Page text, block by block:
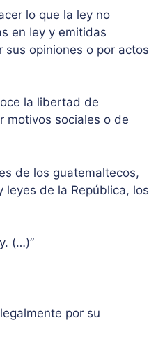
lo que la ley no
en Iey y emitidas
sus opiniones o por actos
la libertad de
motivos sociales o de
de los guatemaltecos,
de la República, los
(…)”
por su